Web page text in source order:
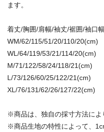
ます。
着丈/胸囲/肩幅/袖丈/裾囲/袖口
WM/62/115/51/20/110/20(cm)
WL/64/119/53/21/114/20(cm)
M/71/122/58/24/118/21(cm)
L/73/126/60/25/122/21(cm)
XL/76/131/62/26/127/22(cm)
※商品は、独自の採寸方法によ
※商品生地の特性によって、